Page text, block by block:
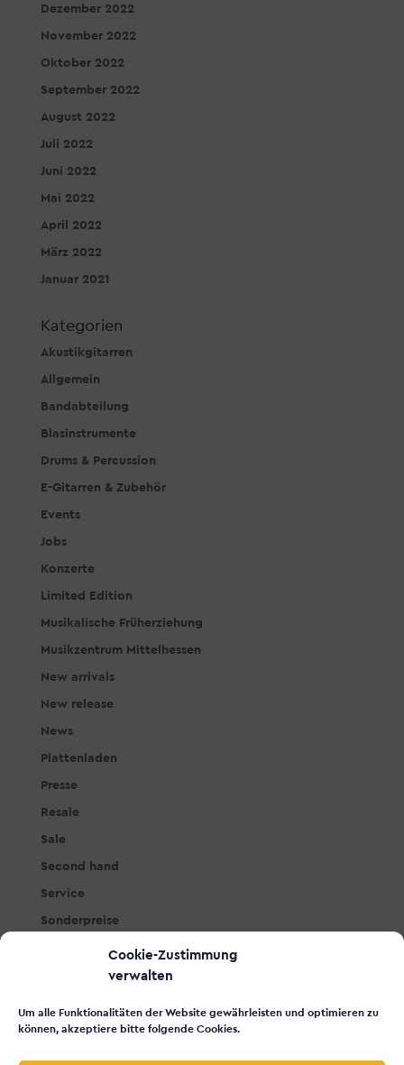
Cookie-Zustimmung
verwalten
Um alle Funktionalitäten der Website gewährleisten und optimieren zu
können, akzeptiere bitte folgende Cookies.
Dezember 2022
November 2022
Oktober 2022
September 2022
August 2022
Juli 2022
Juni 2022
Mai 2022
April 2022
März 2022
Januar 2021
Kategorien
Akustikgitarren
Allgemein
Bandabteilung
Blasinstrumente
Drums & Percussion
E-Gitarren & Zubehör
Events
Jobs
Konzerte
Limited Edition
Musikalische Früherziehung
Musikzentrum Mittelhessen
New arrivals
New release
News
Plattenladen
Presse
Resale
Sale
Second hand
Service
Sonderpreise
Tasteninstrumente
Zubehör